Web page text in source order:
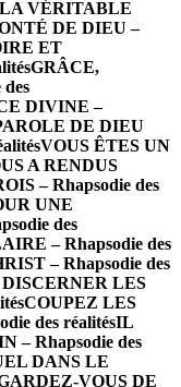
VÉRITABLE
DE DIEU –
ET
GRÂCE,
DIVINE –
DE DIEU
VOUS ÊTES UN
A RENDUS
– Rhapsodie des
UNE
des
– Rhapsodie des
– Rhapsodie des
LES
COUPEZ LES
des réalitésIL
– Rhapsodie des
DANS LE
VOUS DE